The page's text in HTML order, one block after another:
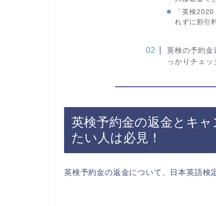
「英検
れずに割引
英検の予約金
っかりチェッ
英検予約金の返金とキ
たい人は必見！
英検予約金の返金について、日本英語検